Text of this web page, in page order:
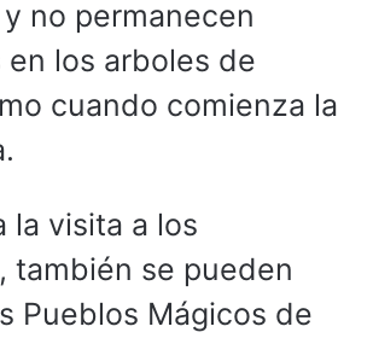
no permanecen
en los arboles de
cuando comienza la
la visita a los
también se pueden
Pueblos Mágicos de